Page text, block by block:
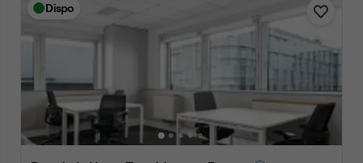
Dispo